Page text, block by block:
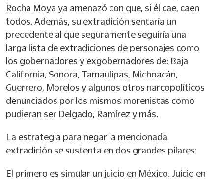
Rocha Moya ya amenazó con que, si él cae, caen
todos. Además, su extradición sentaría un
precedente al que seguramente seguiría una
larga lista de extradiciones de personajes como
los gobernadores y exgobernadores de: Baja
California, Sonora, Tamaulipas, Michoacán,
Guerrero, Morelos y algunos otros narcopolíticos
denunciados por los mismos morenistas como
pudieran ser Delgado, Ramírez y más.
La estrategia para negar la mencionada
extradición se sustenta en dos grandes pilares:
El primero es simular un juicio en México. Juicio en